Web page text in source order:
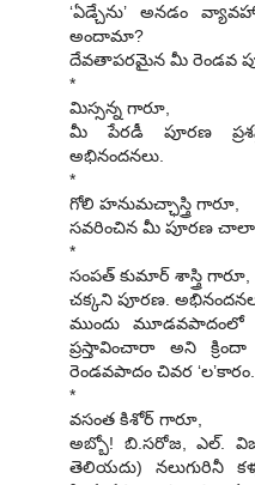
‘ఏడ్చేను’ అనడం
అందామా?
దేవతాపరమైన మీ రెండవ
*
మిస్సన్న గారూ,
మీ పేరడీ పూరణ
అభినందనలు.
*
గోలి హనుమచ్ఛాస్త్రి గారూ,
సవరించిన మీ పూరణ చాలా
*
సంపత్ కుమార్ శాస్త్రి గారూ,
చక్కని పూరణ.
ముందు మూడవపాదంలో
ప్రస్తావించారా అని
రెండవపాదం చివర ‘ల’కారం.
*
వసంత కిశోర్ గారూ,
అబ్బో! బి.సరోజ, ఎల్.
తెలియదు) నలుగురినీ